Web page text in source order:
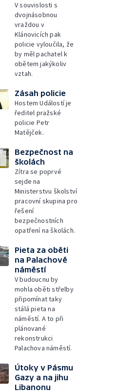
V souvislosti s
dvojnásobnou
vraždou v
Klánovicích pak
policie vyloučila, že
by měl pachatel k
obětem jakýkoliv
vztah.
Zásah policie
Hostem Událostí je
ředitel pražské
policie Petr
Matějček.
Bezpečnost na
školách
Zítra se poprvé
sejde na
Ministerstvu školství
pracovní skupina pro
řešení
bezpečnostních
opatření na školách.
Pieta za oběti
na Palachově
náměstí
V budoucnu by
mohla oběti střelby
připomínat taky
stálá pieta na
náměstí. A to při
plánované
rekonstrukci
Palachova náměstí.
Útoky v Pásmu
Gazy a na jihu
Libanonu